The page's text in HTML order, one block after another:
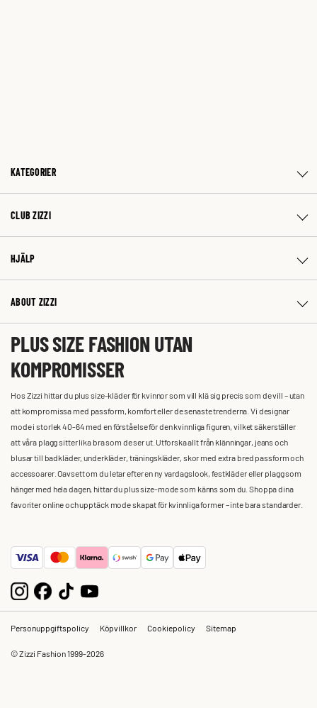
KATEGORIER
CLUB ZIZZI
HJÄLP
ABOUT ZIZZI
PLUS SIZE FASHION UTAN
KOMPROMISSER
Hos Zizzi hittar du plus size-kläder för kvinnor som vill klä sig precis som de vill – utan
att kompromissa med passform, komfort eller de senaste trenderna. Vi designar
mode i storlek 40-64 med en förståelse för den kvinnliga figuren, vilket säkerställer
att våra plagg sitter lika bra som de ser ut. Utforska allt från klänningar, jeans och
blusar till badkläder, underkläder, träningskläder, skor med extra bred passform och
accessoarer. Oavsett om du letar efter en ny vardagslook, festkläder eller plagg som
hänger med hela dagen, hittar du plus size-mode som känns som du. Shoppa dina
favoriter online och upptäck mode skapat för kvinnliga former – inte bara standarder.
Personuppgiftspolicy Köpvillkor Cookiepolicy Sitemap
© Zizzi Fashion 1999-2026